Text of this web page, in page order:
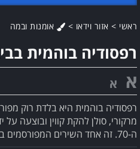
ראשי > אזור וידאו > אומנות ובמה
רפסודיה בוהמית
א א
רפסודיה בוהמית היא בלדת רוק
מרקורי, סולן להקת קווין ובוצעה
ה-70. זה אחד השירים המפורסמים ביותר של קווין..